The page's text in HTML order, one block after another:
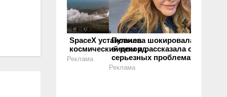
SpaceX установила
космический рекорд
Реклама
Пугачева шокировала своим
видом и рассказала о
серьезных проблемах
Реклама